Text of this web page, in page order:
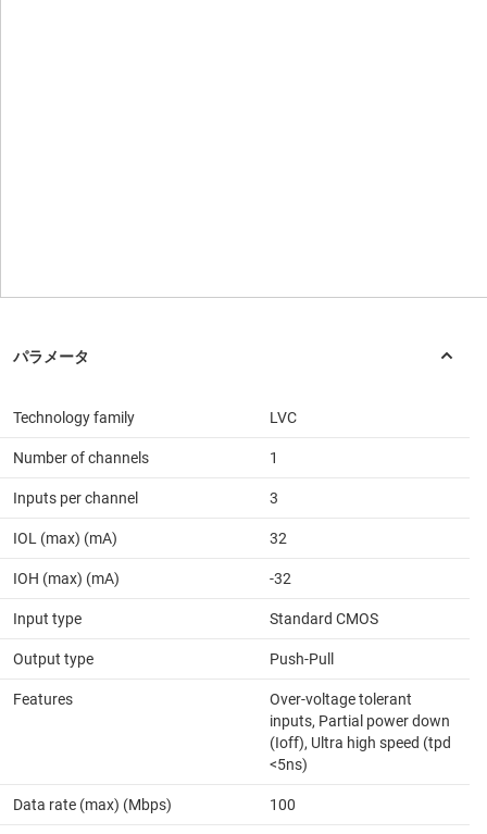
Technology family LVC
Number of channels 1
Inputs per channel 3
IOL (max) (mA) 32
IOH (max) (mA) -32
Input type Standard CMOS
Output type Push-Pull
Features
Over-voltage tolerant
inputs, Partial power down
(Ioff), Ultra high speed (tpd
<5ns)
Data rate (max) (Mbps) 100